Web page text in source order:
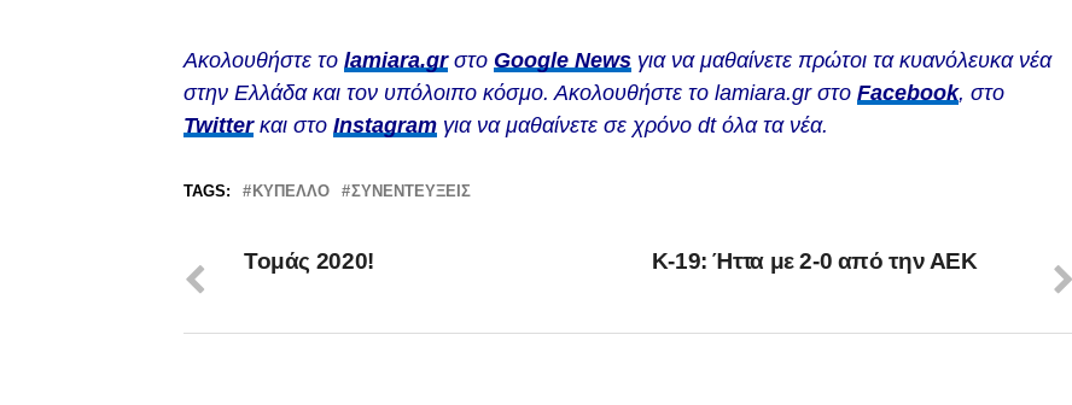
Ακολουθήστε το lamiara.grστο Google News για να μαθαίνετε πρώτοι τα κυανόλευκα νέα
στην Ελλάδα και τον υπόλοιπο κόσμο. Ακολουθήστε το lamiara.gr στο Facebook, στο
Twitterκαι στο Instagram για να μαθαίνετε σε χρόνο dt όλα τα νέα.
TAGS: ΚΎΠΕΛΛΟ ΣΥΝΕΝΤΕΎΞΕΙΣ
Κ-19: Ήττα με 2-0 από την ΑΕΚ
Τομάς 2020!